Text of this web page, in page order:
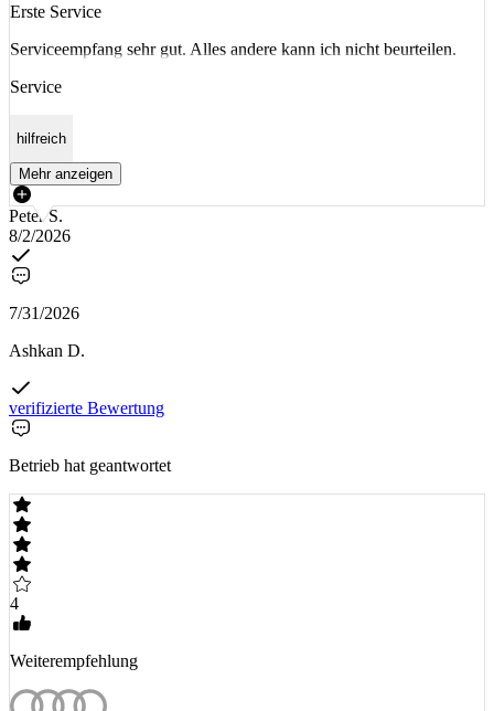
Erste Service
Serviceempfang sehr gut. Alles andere kann ich nicht beurteilen.
Service
hilfreich
Mehr anzeigen
Peter S.
8/2/2026
7/31/2026
Ashkan D.
verifizierte Bewertung
Betrieb hat geantwortet
4
Weiterempfehlung